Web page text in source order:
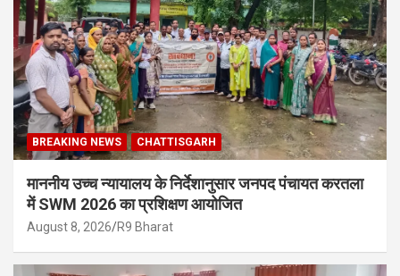
BREAKING NEWS CHATTISGARH
माननीय उच्च न्यायालय के निर्देशानुसार जनपद पंचायत करतला
में SWM 2026 का प्रशिक्षण आयोजित
August 8, 2026 R9 Bharat